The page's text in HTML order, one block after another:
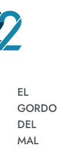
EL
GORDO
DEL
MAL